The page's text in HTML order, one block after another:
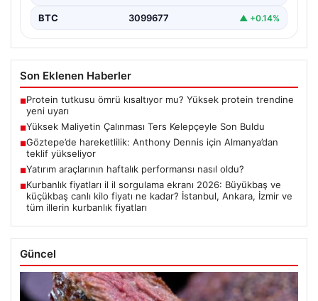
BTC 3099677 ▲ +0.14%
Son Eklenen Haberler
■Protein tutkusu ömrü kısaltıyor mu? Yüksek protein trendine
yeni uyarı
■Yüksek Maliyetin Çalınması Ters Kelepçeyle Son Buldu
■Göztepe’de hareketlilik: Anthony Dennis için Almanya’dan
teklif yükseliyor
■Yatırım araçlarının haftalık performansı nasıl oldu?
■Kurbanlık fiyatları il il sorgulama ekranı 2026: Büyükbaş ve
küçükbaş canlı kilo fiyatı ne kadar? İstanbul, Ankara, İzmir ve
tüm illerin kurbanlık fiyatları
Güncel